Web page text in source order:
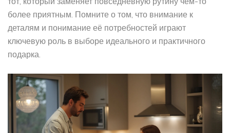
более приятным. Помните о том, что внимание к
деталям и понимание её потребностей играют
ключевую роль в выборе идеального и практичного
подарка.